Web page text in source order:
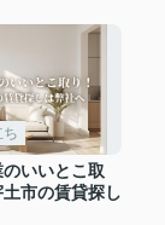
ち
いいとこ取
市の賃貸探し